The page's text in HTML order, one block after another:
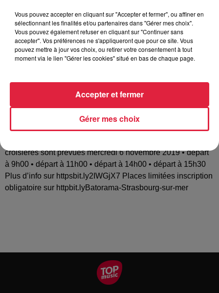
A travers une visite guidée en bateau-promenade Batorama
vous plongerez dans la richesse du patrimoine industriel
strasbourgeois. En empruntant un itinéraire entre l'Ill et les
2e port fluvial de France. L'embarquement s'effectuera Quai
des Belges au pied du pont d’Anvers terminus du Tram F «
Place d’Islande ». Pendant plus d’une heure vous serez
conduit à travers les infrastructures entreprises portuaires et
emprunterez notamment l’écluse nord pour rejoindre l’un
croisières sont prévues mercredi 6 novembre 2019 • départ
à 9h00 • départ à 11h00 • départ à 14h00 • départ à 15h30
Plus d’info sur httpsbit.ly2IWGjX7 Places limitées inscription
obligatoire sur httpbit.lyBatorama-Strasbourg-sur-mer
Vous pouvez accepter en cliquant sur "Accepter et fermer", ou affiner en
sélectionnant les finalités et/ou partenaires dans "Gérer mes choix".
Vous pouvez également refuser en cliquant sur "Continuer sans
accepter". Vos préférences ne s'appliqueront que pour ce site. Vous
pouvez mettre à jour vos choix, ou retirer votre consentement à tout
moment via le lien "Gérer les cookies" situé en bas de chaque page.
Gérer mes choix
Accepter et fermer